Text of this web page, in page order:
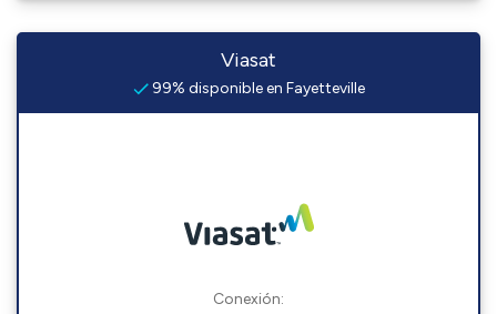
Viasat
99% disponible en Fayetteville
Conexión: